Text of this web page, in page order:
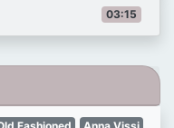
03:15